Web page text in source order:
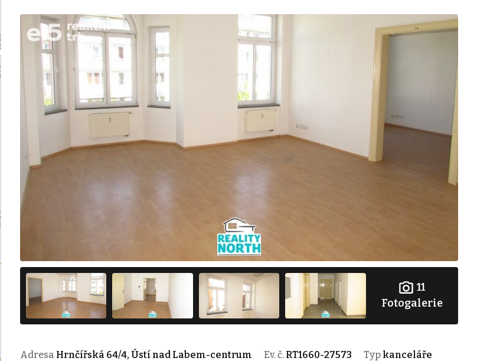
11
Fotogalerie
Adresa Hrnčířská 64/4, Ústí nad Labem-centrum Ev. č. RT1660-27573 Typ kanceláře